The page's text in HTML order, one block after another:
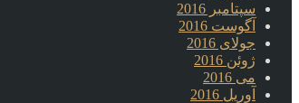
سپتامبر 2016
آگوست 2016
جولای 2016
ژوئن 2016
می 2016
آوریل 2016